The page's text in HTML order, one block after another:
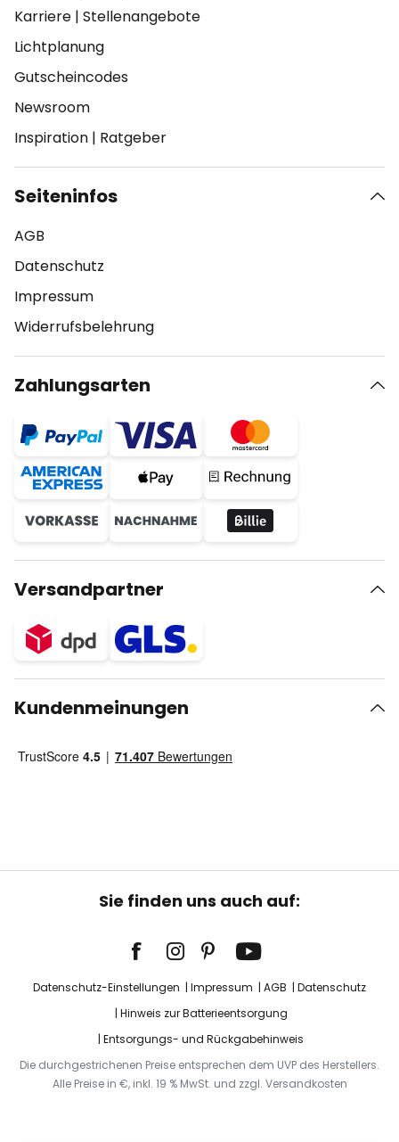
Karriere | Stellenangebote
Lichtplanung
Gutscheincodes
Newsroom
Inspiration | Ratgeber
Seiteninfos
AGB
Datenschutz
Impressum
Widerrufsbelehrung
Zahlungsarten
Versandpartner
Kundenmeinungen
Sie finden uns auch auf:
Datenschutz-Einstellungen Impressum AGB
Datenschutz
Hinweis zur Batterieentsorgung
Entsorgungs- und Rückgabehinweis
Die durchgestrichenen Preise entsprechen dem UVP des Herstellers.
Alle Preise in €, inkl. 19 % MwSt. und zzgl. Versandkosten